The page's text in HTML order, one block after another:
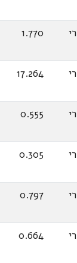
1.770
17.264
0.555
0.305
0.797
0.664